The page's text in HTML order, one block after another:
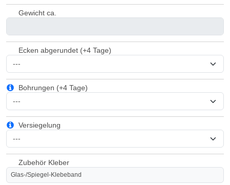
Gewicht ca.
Ecken abgerundet (+4 Tage)
Bohrungen (+4 Tage)
Versiegelung
Zubehör Kleber
Glas-/Spiegel-Klebeband